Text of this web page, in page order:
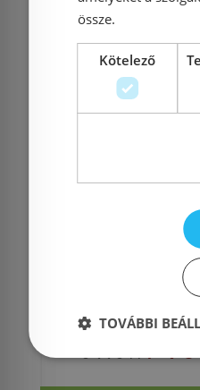
Még 1 db ezen
Grohe
001
Azonosító:
Cikkszám:
8 998 Ft7
össze.
Kötelező
TOVÁBBI